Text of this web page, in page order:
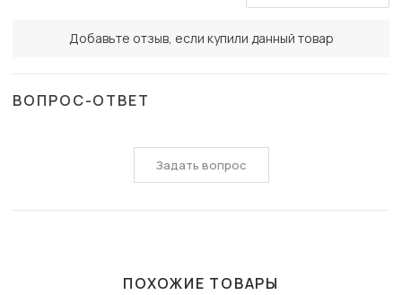
Добавьте отзыв, если купили данный товар
ВОПРОС-ОТВЕТ
Задать вопрос
ПОХОЖИЕ ТОВАРЫ